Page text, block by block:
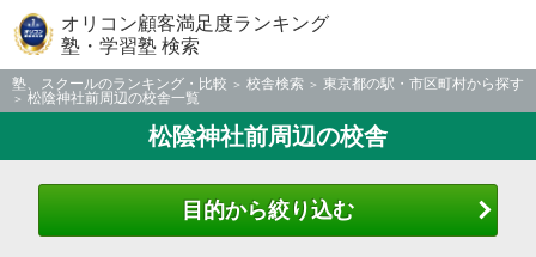
オリコン顧客満足度ランキング
塾・学習塾 検索
塾、スクールのランキング・比較 校舎検索
東京都の駅・市区町村から探す
松陰神社前周辺の校舎一覧
松陰神社前周辺の校舎
目的から絞り込む